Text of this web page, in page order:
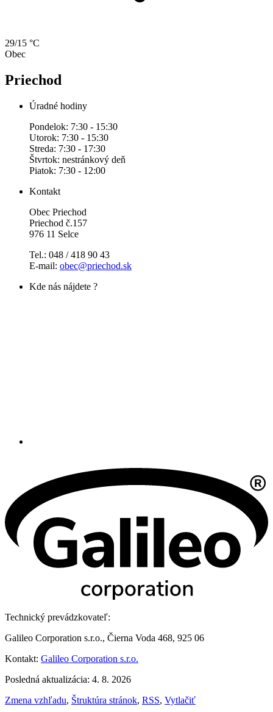
29/15 °C
Obec
Priechod
Úradné hodiny
Pondelok: 7:30 - 15:30
Utorok: 7:30 - 15:30
Streda: 7:30 - 17:30
Štvrtok: nestránkový deň
Piatok: 7:30 - 12:00
Kontakt
Obec Priechod
Priechod č.157
976 11 Selce
Tel.: 048 / 418 90 43
E-mail: obec@priechod.sk
Kde nás nájdete ?
Technický prevádzkovateľ:
Galileo Corporation s.r.o., Čierna Voda 468, 925 06
Kontakt: Galileo Corporation s.r.o.
Posledná aktualizácia: 4. 8. 2026
Zmena vzhľadu, Štruktúra stránok, RSS, Vytlačiť